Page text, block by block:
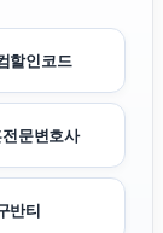
할인코드
문변호사
반티